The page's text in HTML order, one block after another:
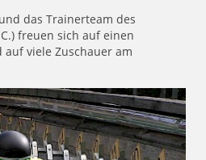
das Trainerteam des
freuen sich auf einen
viele Zuschauer am